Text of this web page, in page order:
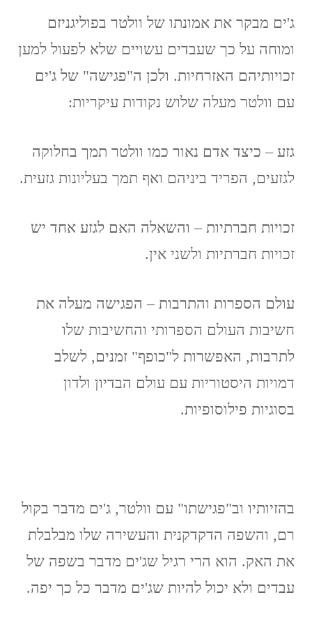
ג'ים מבקר את אמונתו של וולטר בפוליגניזם
ומוחה על כך שעבדים עשויים שלא לפעול למען
זכויותיהם האזרחיות. ולכן ה"פגישה" של ג'ים
עם וולטר מעלה שלוש נקודות עיקריות:
גזע – כיצד אדם נאור כמו וולטר תמך בחלוקה
לגזעים, הפריד ביניהם ואף תמך בעליונות גזעית.
זכויות חברתיות – והשאלה האם לגזע אחד יש
זכויות חברתיות ולשני אין.
עולם הספרות והתרבות – הפגישה מעלה את
חשיבות העולם הספרותי והחשיבות שלו
לתרבות, האפשרות ל"כופף" זמנים, לשלב
דמויות היסטוריות עם עולם הבדיון ולדון
בסוגיות פילוסופיות.
בהזיותיו וב"פגישתו" עם וולטר, ג'ים מדבר בקול
רם, והשפה הדקדקנית והעשירה שלו מבלבלת
את האק. הוא הרי רגיל שג'ים מדבר בשפה של
עבדים ולא יכול להיות שג'ים מדבר כל כך יפה.